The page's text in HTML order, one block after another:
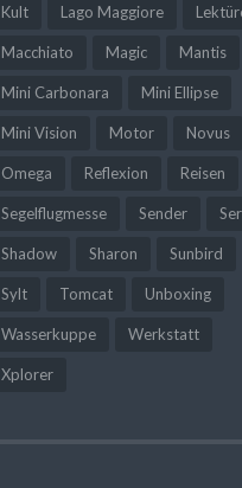
Kult Lago Maggiore
Macchiato Magic Mantis
Mini Carbonara Mini Ellipse
Mini Vision Motor Novus
Omega Reflexion Reisen
Segelflugmesse Sender
Shadow Sharon Sunbird
Sylt Tomcat Unboxing
Wasserkuppe Werkstatt
Xplorer